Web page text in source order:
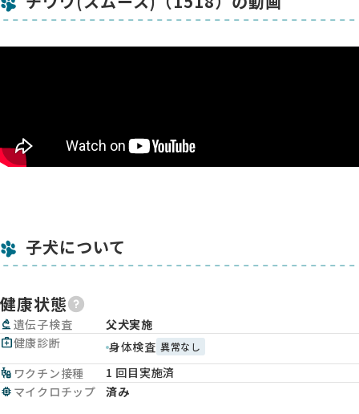
子犬について
健康状態
biotech 遺伝子検査
父犬実施
medical_services健康診断 身体検査 異常なし
vaccines ワクチン接種
1 回目実施済
memory マイクロチップ 済み